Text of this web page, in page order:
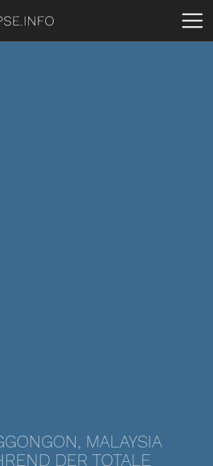
MALAYSIA
DER TOTALE